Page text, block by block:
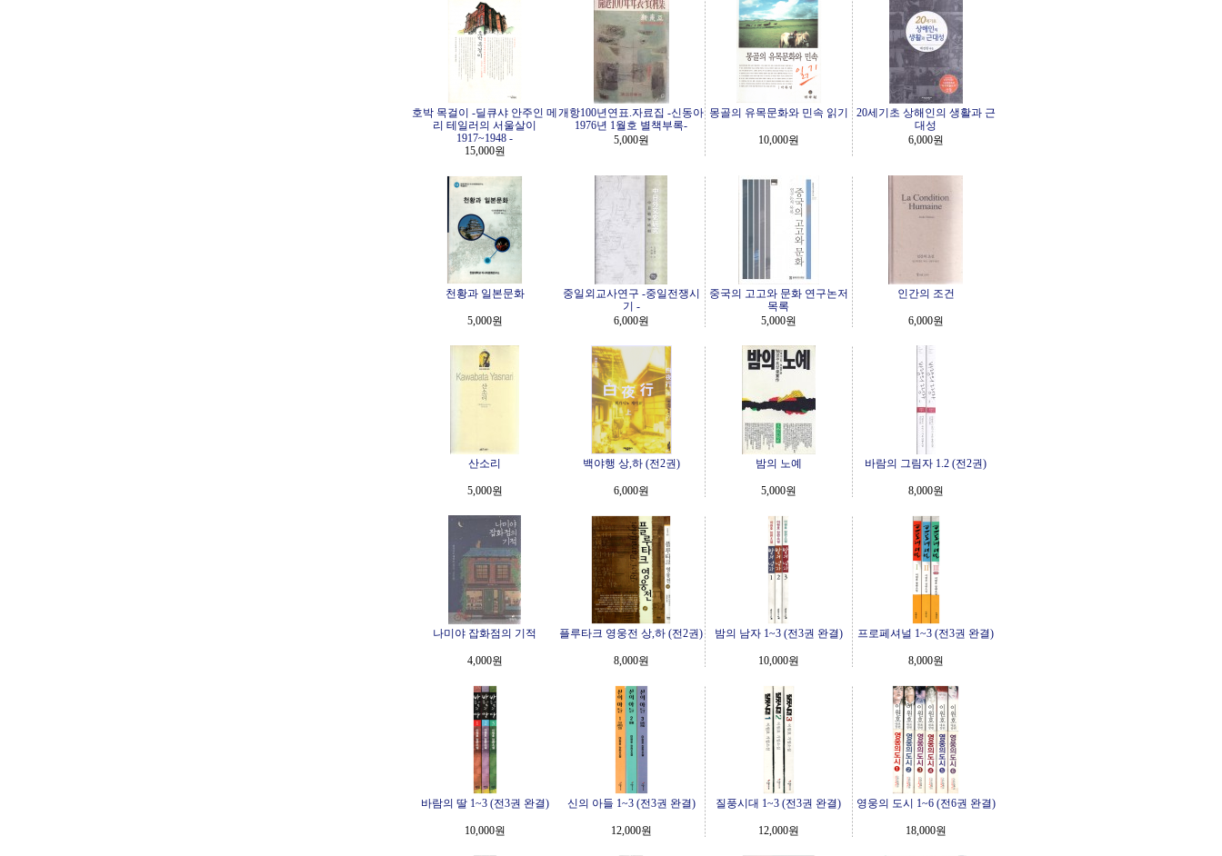
호박 목걸이 -딜큐샤 안주인 메
리 테일러의 서울살이
1917~1948 -
15,000원
개항100년연표.자료집 -신동아
1976년 1월호 별책부록-
5,000원
몽골의 유목문화와 민속 읽기
10,000원
20세기초 상해인의 생활과 근
대성
6,000원
천황과 일본문화
5,000원
중일외교사연구 -중일전쟁시
기 -
6,000원
중국의 고고와 문화 연구논저
목록
5,000원
인간의 조건
6,000원
산소리
5,000원
백야행 상,하 (전2권)
6,000원
밤의 노예
5,000원
바람의 그림자 1.2 (전2권)
8,000원
나미야 잡화점의 기적
4,000원
플루타크 영웅전 상,하 (전2권)
8,000원
밤의 남자 1~3 (전3권 완결)
10,000원
프로페셔널 1~3 (전3권 완결)
8,000원
바람의 딸 1~3 (전3권 완결)
10,000원
신의 아들 1~3 (전3권 완결)
12,000원
질풍시대 1~3 (전3권 완결)
12,000원
영웅의 도시 1~6 (전6권 완결)
18,000원